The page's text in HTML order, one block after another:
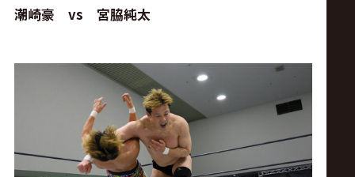
潮崎豪 vs 宮脇純太